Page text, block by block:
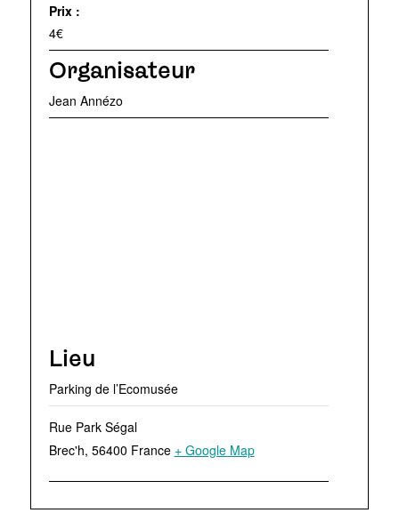
Prix :
4€
Organisateur
Jean Annézo
Lieu
Parking de l’Ecomusée
Rue Park Ségal
Brec'h, 56400 France + Google Map